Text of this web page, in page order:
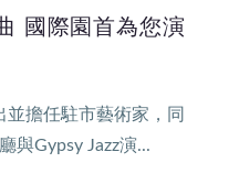
國際園首為您演
擔任駐市藝術家，同
與Gypsy Jazz演...